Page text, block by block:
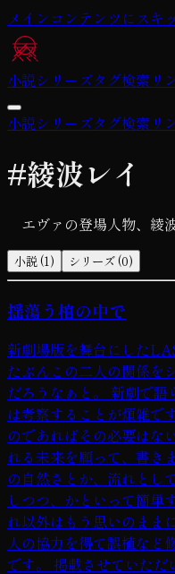
メインコンテンツにスキ
小説シリーズタグ検索 リ
小説シリーズタグ検索 リ
#綾波レイ
エヴァの登場人物、綾
小説 (1) シリーズ (0)
揺蕩う棺の中で
新劇場版を舞台にしたLAS小説です。
たぶんこの二人の関係を
だろうなぁと。 新劇で
は考察することが煩雑で
のであればその必要はな
れる未来を願って、書きました。 注意した点
の自然さとか、流れとし
しつつ、かといって簡単
れ以外はもう思いのままに・・・。 <br>
人の協力を得て誤植など修正しまし
です。 掲載させていただいた各所で、こちらの作品の続編